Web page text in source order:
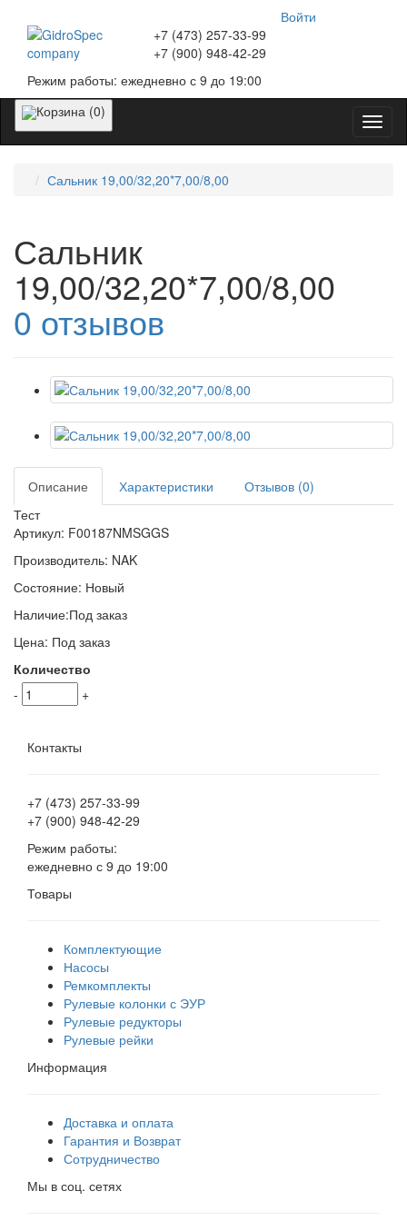
Войти
+7 (473)257-33-99
+7 (900)948-42-29
Режим работы: ежедневно с 9 до 19:00
Корзина (0)
Сальник 19,00/32,20*7,00/8,00
Сальник
19,00/32,20*7,00/8,00
0 отзывов
Описание Характеристики
Отзывов (0)
Тест
Артикул: F00187NMSGGS
Производитель: NAK
Состояние: Новый
Наличие:Под заказ
Цена: Под заказ
Количество
-
+
Контакты
+7 (473) 257-33-99
+7 (900) 948-42-29
Режим работы:
ежедневно с 9 до 19:00
Товары
Комплектующие
Насосы
Ремкомплекты
Рулевые колонки с ЭУР
Рулевые редукторы
Рулевые рейки
Информация
Доставка и оплата
Гарантия и Возврат
Сотрудничество
Мы в соц. сетях